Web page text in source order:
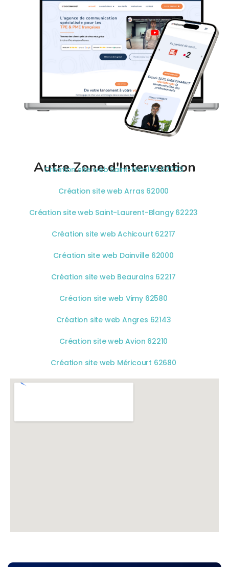
Autre Zone d'Intervention
Création site web Saint-Nicolas 62223
Création site web Arras 62000
Création site web Saint-Laurent-Blangy 62223
Création site web Achicourt 62217
Création site web Dainville 62000
Création site web Beaurains 62217
Création site web Vimy 62580
Création site web Angres 62143
Création site web Avion 62210
Création site web Méricourt 62680